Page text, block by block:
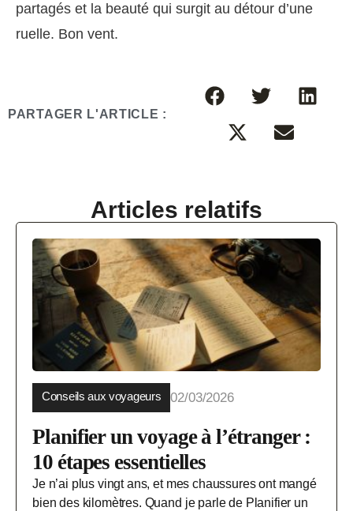
partagés et la beauté qui surgit au détour d’une
ruelle. Bon vent.
PARTAGER L'ARTICLE :
Articles relatifs
Conseils aux voyageurs 02/03/2026
Planifier un voyage à l’étranger :
10 étapes essentielles
Je n’ai plus vingt ans, et mes chaussures ont mangé
bien des kilomètres. Quand je parle de Planifier un